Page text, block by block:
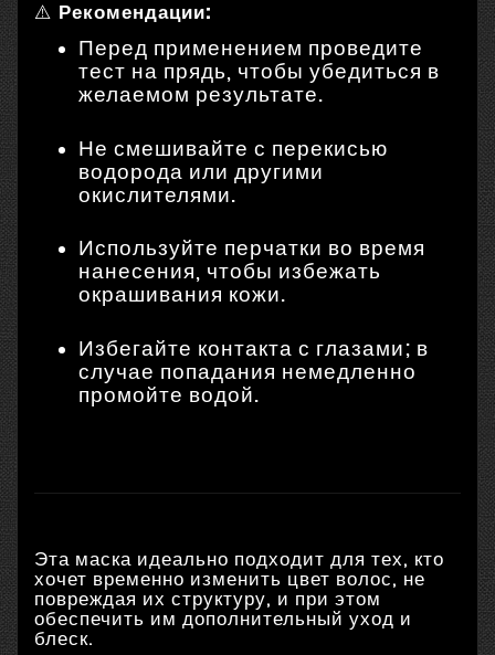
⚠️ Рекомендации:
Перед применением проведите
тест на прядь, чтобы убедиться в
желаемом результате.
Не смешивайте с перекисью
водорода или другими
окислителями.
Используйте перчатки во время
нанесения, чтобы избежать
окрашивания кожи.
Избегайте контакта с глазами; в
случае попадания немедленно
промойте водой.
Эта маска идеально подходит для тех, кто
хочет временно изменить цвет волос, не
повреждая их структуру, и при этом
обеспечить им дополнительный уход и
блеск.